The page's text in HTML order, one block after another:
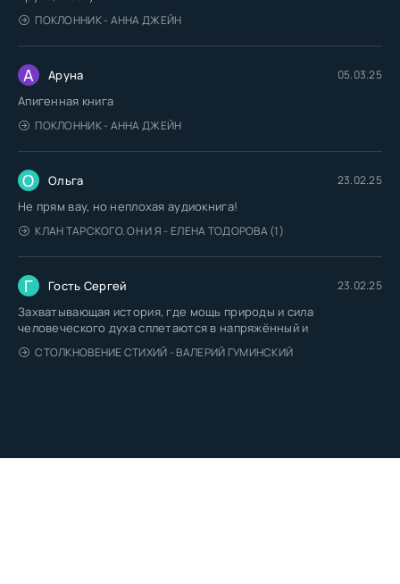
ПОКЛОННИК - АННА ДЖЕЙН
А Аруна 05.03.25
Апигенная книга
ПОКЛОННИК - АННА ДЖЕЙН
О Ольга 23.02.25
Не прям вау, но неплохая аудиокнига!
КЛАН ТАРСКОГО. ОН И Я - ЕЛЕНА ТОДОРОВА (1)
Г Гость Сергей 23.02.25
Захватывающая история, где мощь природы и сила
человеческого духа сплетаются в напряжённый и
СТОЛКНОВЕНИЕ СТИХИЙ - ВАЛЕРИЙ ГУМИНСКИЙ